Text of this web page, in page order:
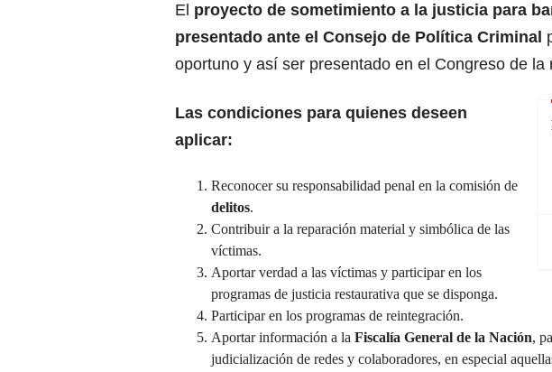
El proyecto de sometimiento a la justicia para
presentado ante el Consejo de Política Criminal
oportuno y así ser presentado en el Congreso de la
Las condiciones para quienes deseen
aplicar:
Reconocer su responsabilidad penal en la comisión de
delitos.
Contribuir a la reparación material y simbólica de las
víctimas.
Aportar verdad a las víctimas y participar en los
programas de justicia restaurativa que se disponga.
Participar en los programas de reintegración.
Aportar información a la Fiscalía General de la Nación,
judicialización de redes y colaboradores, en especial